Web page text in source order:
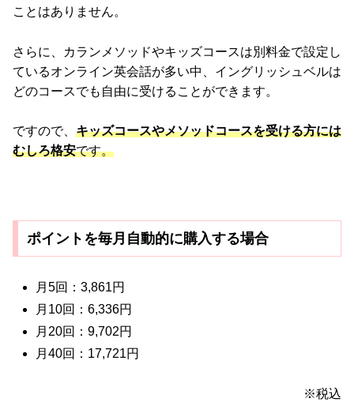
ことはありません。
さらに、カランメソッドやキッズコースは別料金で設定し
ているオンライン英会話が多い中、イングリッシュベルは
どのコースでも自由に受けることができます。
ですので、 キッズコースやメソッドコースを受ける方には
むしろ格安です。
ポイントを毎月自動的に購入する場合
月5回：3,861円
月10回：6,336円
月20回：9,702円
月40回：17,721円
※税込